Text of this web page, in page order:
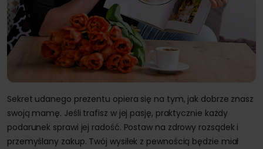
Sekret udanego prezentu opiera się na tym, jak dobrze znasz
swoją mamę. Jeśli trafisz w jej pasję, praktycznie każdy
podarunek sprawi jej radość. Postaw na zdrowy rozsądek i
przemyślany zakup. Twój wysiłek z pewnością będzie miał